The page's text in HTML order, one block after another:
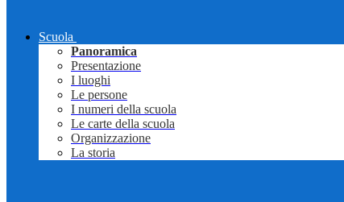
Scuola
Panoramica
Presentazione
I luoghi
Le persone
I numeri della scuola
Le carte della scuola
Organizzazione
La storia